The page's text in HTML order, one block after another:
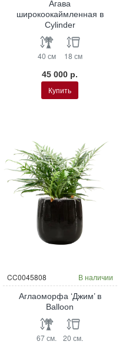
Агава
широкоокаймленная в
Cylinder
40 см 18 см
45 000 р.
Купить
CC0045808 В наличии
Аглаоморфа ‘Джим’ в
Balloon
67 см. 20 см.